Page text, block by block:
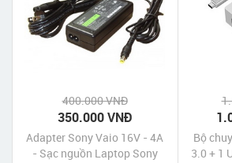
400.000 VNĐ
350.000 VNĐ
Adapter Sony Vaio 16V - 4A
- Sạc nguồn Laptop Sony
Bộ
3.0 + 1